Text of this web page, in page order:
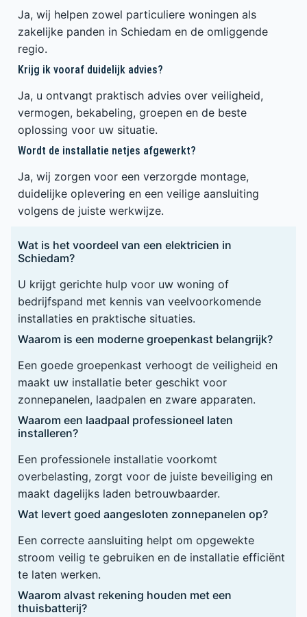
Ja, wij helpen zowel particuliere woningen als
zakelijke panden in Schiedam en de omliggende
regio.
Krijg ik vooraf duidelijk advies?
Ja, u ontvangt praktisch advies over veiligheid,
vermogen, bekabeling, groepen en de beste
oplossing voor uw situatie.
Wordt de installatie netjes afgewerkt?
Ja, wij zorgen voor een verzorgde montage,
duidelijke oplevering en een veilige aansluiting
volgens de juiste werkwijze.
Wat is het voordeel van een elektricien in
Schiedam?
U krijgt gerichte hulp voor uw woning of
bedrijfspand met kennis van veelvoorkomende
installaties en praktische situaties.
Waarom is een moderne groepenkast belangrijk?
Een goede groepenkast verhoogt de veiligheid en
maakt uw installatie beter geschikt voor
zonnepanelen, laadpalen en zware apparaten.
Waarom een laadpaal professioneel laten
installeren?
Een professionele installatie voorkomt
overbelasting, zorgt voor de juiste beveiliging en
maakt dagelijks laden betrouwbaarder.
Wat levert goed aangesloten zonnepanelen op?
Een correcte aansluiting helpt om opgewekte
stroom veilig te gebruiken en de installatie efficiënt
te laten werken.
Waarom alvast rekening houden met een
thuisbatterij?